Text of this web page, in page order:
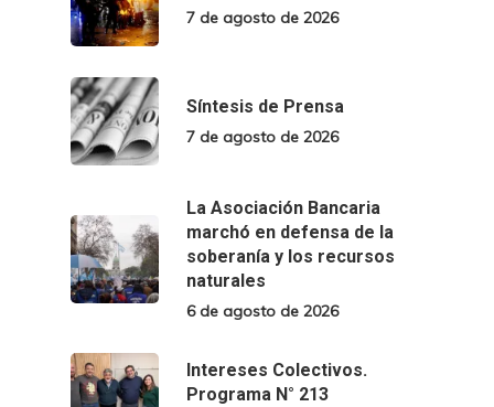
7 de agosto de 2026
Síntesis de Prensa
7 de agosto de 2026
La Asociación Bancaria
marchó en defensa de la
soberanía y los recursos
naturales
6 de agosto de 2026
Intereses Colectivos.
Programa N° 213